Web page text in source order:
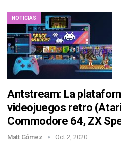
NOTICIAS
Antstream: La
videojuegos retro
Commodore 64, ZX
Matt Gómez Oct 2, 2020